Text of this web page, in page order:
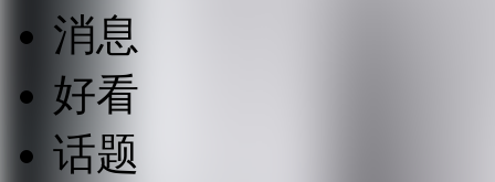
消息
好看
话题